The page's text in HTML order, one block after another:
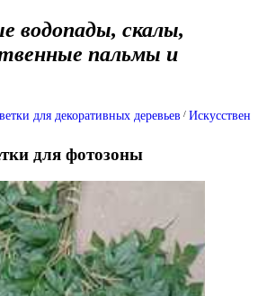
водопады, скалы,
пальмы и
для декоративных деревьев
для фотозоны